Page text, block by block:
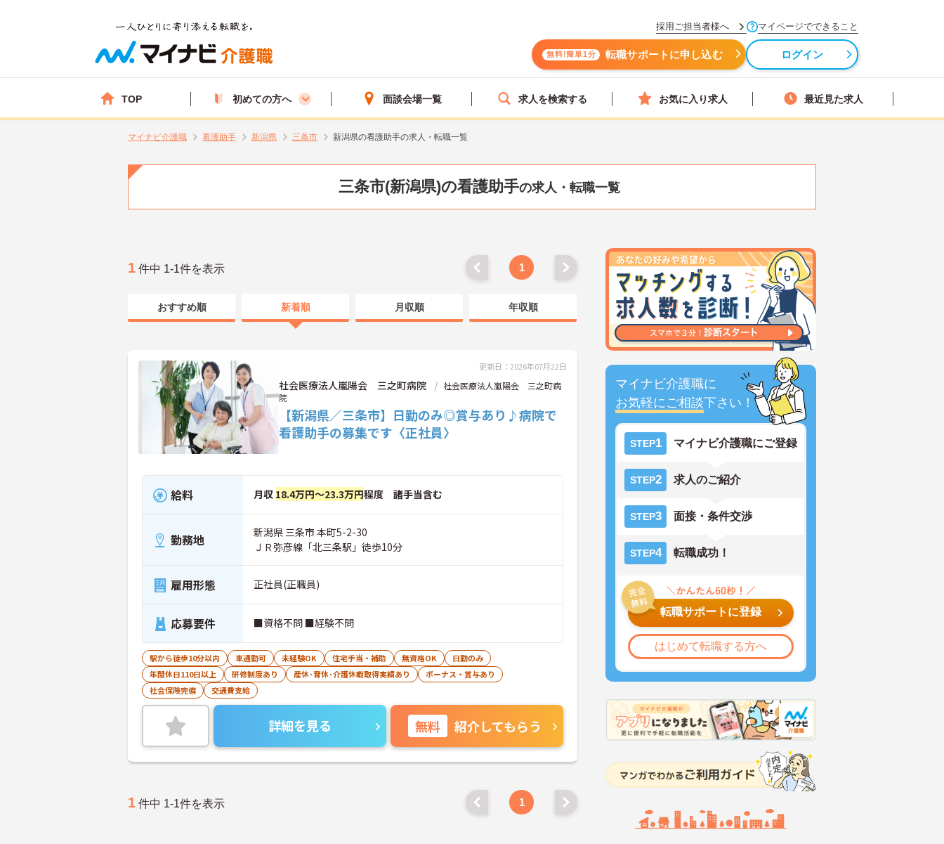
採用ご担当者様へ マイページでできること
無料!簡単1分 転職サポートに申し込む ログイン
TOP 初めての方へ 面談会場一覧 求人を検索する お気に入り求人 最近見た求人
マイナビ介護職 看護助手 新潟県 三条市 新潟県の看護助手の求人・転職一覧
三条市(新潟県)の看護助手の求人・転職一覧
マイナビ介護職に
お気軽にご相談下さい！
STEP1 マイナビ介護職にご登録
STEP2 求人のご紹介
STEP3 面接・条件交渉
STEP4 転職成功！
転職サポートに登録
はじめて転職する方へ
1 件中 1-1件を表示 1
おすすめ順 新着順 月収順 年収順
更新日：2026年07月22日
社会医療法人嵐陽会 三之町病院
社会医療法人嵐陽会 三之町病
院
【新潟県／三条市】日勤のみ◎賞与あり♪病院で
看護助手の募集です〈正社員〉
給料 月収 18.4万円～23.3万円程度 諸手当含む
勤務地
新潟県 三条市 本町5-2-30
ＪＲ弥彦線「北三条駅」徒歩10分
雇用形態 正社員(正職員)
応募要件 ■資格不問 ■経験不問
駅から徒歩10分以内 車通勤可 未経験OK 住宅手当・補助 無資格OK
日勤のみ
年間休日110日以上
研修制度あり 産休･育休･介護休暇取得実績あり
ボーナス・賞与あり
社会保険完備
交通費支給
詳細を見る 無料 紹介してもらう
1 件中 1-1件を表示 1